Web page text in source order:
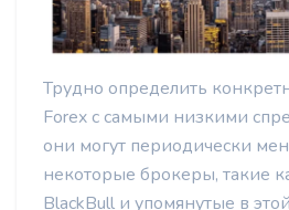
Трудно определить
Forex с самыми низкими
они могут периодически
некоторые брокеры, такие
BlackBull и упомянутые в